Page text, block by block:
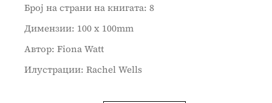
Број на страни на книгата: 8
Димензии: 100 x 100mm
Автор: Fiona Watt
Илустрации: Rachel Wells